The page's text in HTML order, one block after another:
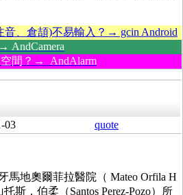
音、倉頡)不易輸入？→ gcin Android
AndCamera
空間？→ AndAlarm
03 quote
馬地奧爾菲拉醫院（ Mateo Orfila H
斯．伯柔（Santos Perez-Pozo）所